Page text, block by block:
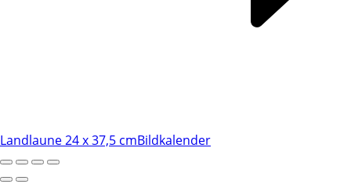
Landlaune 24 x 37,5 cmBildkalender